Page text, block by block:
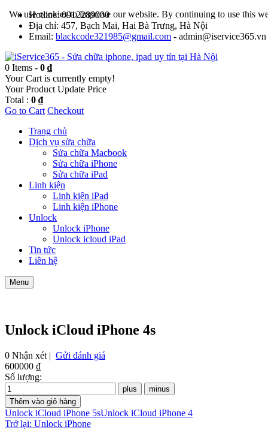
Hotline: 0912289000
Địa chỉ: 457, Bạch Mai, Hai Bà Trưng, Hà Nội
Email: blackcode321985@gmail.com - admin@iservice365.vn
0 Items - 0 ₫
Your Cart is currently empty!
Your Product Update Price
Total : 0 ₫
Go to Cart Checkout
Trang chủ
Dịch vụ sửa chữa
Sửa chữa Macbook
Sửa chữa iPhone
Sửa chữa iPad
Linh kiện
Linh kiện iPad
Linh kiện iPhone
Unlock
Unlock iPhone
Unlock icloud iPad
Tin tức
Liên hệ
Menu
Unlock iCloud iPhone 4s
0 Nhận xét | Gửi đánh giá
600000 ₫
Số lượng:
Unlock iCloud iPhone 5sUnlock iCloud iPhone 4
Trở lại: Unlock iPhone
We use cookies to improve our website. By continuing to use this